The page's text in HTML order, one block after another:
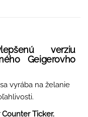
verziu
Geigerovho
vyrába na želanie
Ticker.